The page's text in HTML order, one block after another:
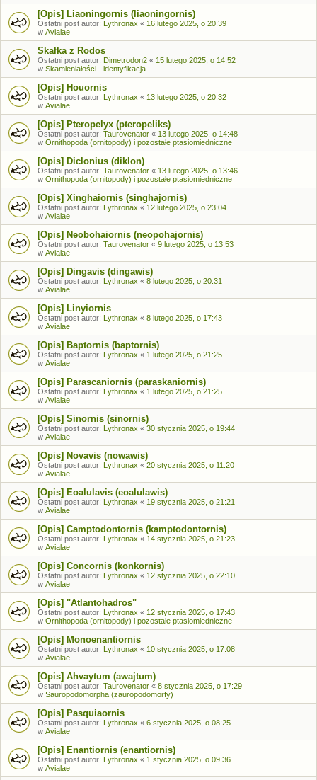
[Opis] Liaoningornis (liaoningornis)
Ostatni post autor: Lythronax « 16 lutego 2025, o 20:39
w Avialae
Skałka z Rodos
Ostatni post autor: Dimetrodon2 « 15 lutego 2025, o 14:52
w Skamieniałości - identyfikacja
[Opis] Houornis
Ostatni post autor: Lythronax « 13 lutego 2025, o 20:32
w Avialae
[Opis] Pteropelyx (pteropeliks)
Ostatni post autor: Taurovenator « 13 lutego 2025, o 14:48
w Ornithopoda (ornitopody) i pozostałe ptasiomiedniczne
[Opis] Diclonius (diklon)
Ostatni post autor: Taurovenator « 13 lutego 2025, o 13:46
w Ornithopoda (ornitopody) i pozostałe ptasiomiedniczne
[Opis] Xinghaiornis (singhajornis)
Ostatni post autor: Lythronax « 12 lutego 2025, o 23:04
w Avialae
[Opis] Neobohaiornis (neopohajornis)
Ostatni post autor: Taurovenator « 9 lutego 2025, o 13:53
w Avialae
[Opis] Dingavis (dingawis)
Ostatni post autor: Lythronax « 8 lutego 2025, o 20:31
w Avialae
[Opis] Linyiornis
Ostatni post autor: Lythronax « 8 lutego 2025, o 17:43
w Avialae
[Opis] Baptornis (baptornis)
Ostatni post autor: Lythronax « 1 lutego 2025, o 21:25
w Avialae
[Opis] Parascaniornis (paraskaniornis)
Ostatni post autor: Lythronax « 1 lutego 2025, o 21:25
w Avialae
[Opis] Sinornis (sinornis)
Ostatni post autor: Lythronax « 30 stycznia 2025, o 19:44
w Avialae
[Opis] Novavis (nowawis)
Ostatni post autor: Lythronax « 20 stycznia 2025, o 11:20
w Avialae
[Opis] Eoalulavis (eoalulawis)
Ostatni post autor: Lythronax « 19 stycznia 2025, o 21:21
w Avialae
[Opis] Camptodontornis (kamptodontornis)
Ostatni post autor: Lythronax « 14 stycznia 2025, o 21:23
w Avialae
[Opis] Concornis (konkornis)
Ostatni post autor: Lythronax « 12 stycznia 2025, o 22:10
w Avialae
[Opis] "Atlantohadros"
Ostatni post autor: Lythronax « 12 stycznia 2025, o 17:43
w Ornithopoda (ornitopody) i pozostałe ptasiomiedniczne
[Opis] Monoenantiornis
Ostatni post autor: Lythronax « 10 stycznia 2025, o 17:08
w Avialae
[Opis] Ahvaytum (awajtum)
Ostatni post autor: Taurovenator « 8 stycznia 2025, o 17:29
w Sauropodomorpha (zauropodomorfy)
[Opis] Pasquiaornis
Ostatni post autor: Lythronax « 6 stycznia 2025, o 08:25
w Avialae
[Opis] Enantiornis (enantiornis)
Ostatni post autor: Lythronax « 1 stycznia 2025, o 09:36
w Avialae